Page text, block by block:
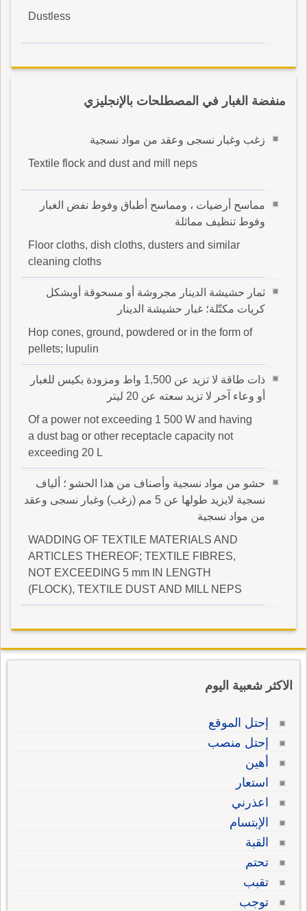
Dustless
منفضة الغبار في المصطلحات بالإنجليزي
زغب وغبار نسجى وعقد من مواد نسجية
Textile flock and dust and mill neps
مماسح أرضيات ، ومماسح أطباق وفوط نفض الغبار
وفوط تنظيف مماثلة
Floor cloths, dish cloths, dusters and similar
cleaning cloths
ثمار حشيشة الدينار مجروشة أو مسحوقة أوبشكل
كريات مكتّلة؛ غبار حشيشة الدينار
Hop cones, ground, powdered or in the form of
pellets; lupulin
ذات طاقة لا تزيد عن 1,500 واط ومزودة بكيس للغبار
أو وعاء آخر لا تزيد سعته عن 20 ليتر
Of a power not exceeding 1 500 W and having
a dust bag or other receptacle capacity not
exceeding 20 L
حشو من مواد نسجية وأصناف من هذا الحشو ؛ ألياف
نسجية لايزيد طولها عن 5 مم (زغب) وغبار نسجى وعقد
من مواد نسجية
WADDING OF TEXTILE MATERIALS AND
ARTICLES THEREOF; TEXTILE FIBRES,
NOT EXCEEDING 5 mm IN LENGTH
(FLOCK), TEXTILE DUST AND MILL NEPS
الاكثر شعبية اليوم
إحتل الموقع
إحتل منصب
أهين
استعار
اعذرني
الإبتسام
القبة
تحتم
تقبب
توجب